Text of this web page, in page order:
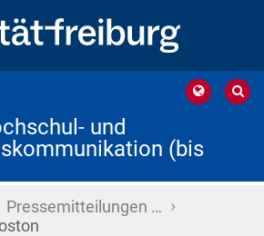
und
(bis
Pressemitteilungen … ›